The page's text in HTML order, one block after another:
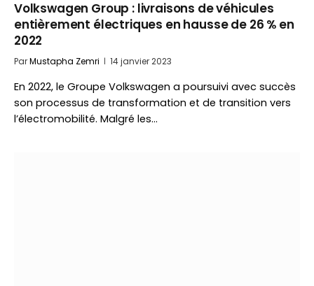
Volkswagen Group : livraisons de véhicules
entièrement électriques en hausse de 26 % en
2022
ParMustapha Zemri 14 janvier 2023
En 2022, le Groupe Volkswagen a poursuivi avec succès
son processus de transformation et de transition vers
l’électromobilité. Malgré les…